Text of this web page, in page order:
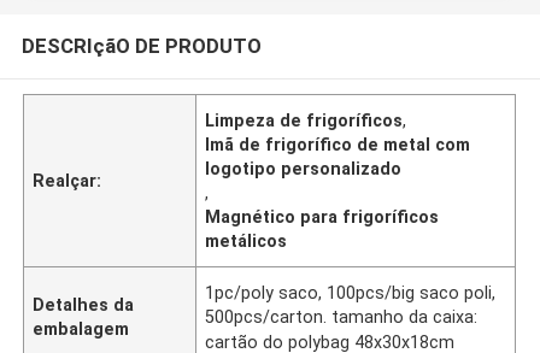
DESCRIçãO DE PRODUTO
Realçar:
Limpeza de frigoríficos,
Imã de frigorífico de metal com
logotipo personalizado
,
Magnético para frigoríficos
metálicos
Detalhes da
embalagem
1pc/poly saco, 100pcs/big saco poli,
500pcs/carton. tamanho da caixa:
cartão do polybag 48x30x18cm